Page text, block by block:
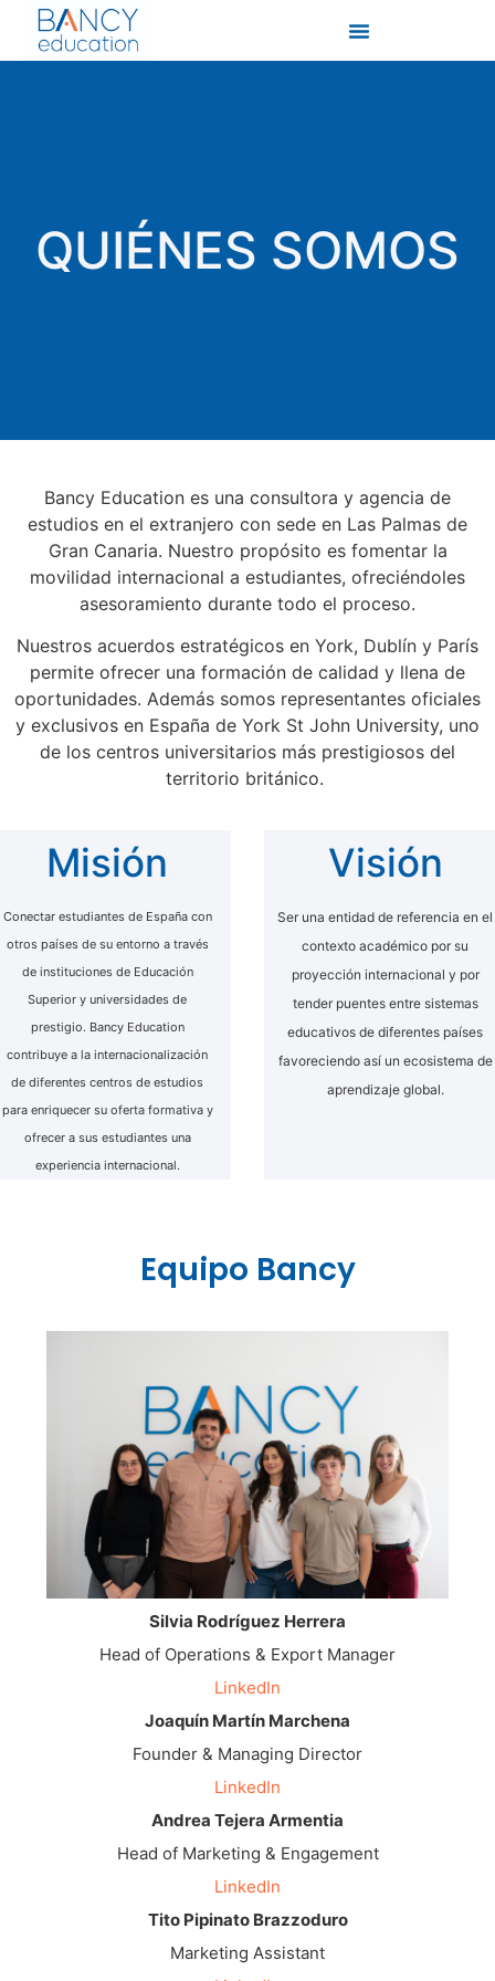
QUIÉNES SOMOS
Bancy Education es una consultora y agencia de
estudios en el extranjero con sede en Las Palmas de
Gran Canaria. Nuestro propósito es fomentar la
movilidad internacional a estudiantes, ofreciéndoles
asesoramiento durante todo el proceso.
Nuestros acuerdos estratégicos en York, Dublín y París
permite ofrecer una formación de calidad y llena de
oportunidades. Además somos representantes oficiales
y exclusivos en España de York St John University, uno
de los centros universitarios más prestigiosos del
territorio británico.
Misión
Conectar estudiantes de España con
otros países de su entorno a través
de instituciones de Educación
Superior y universidades de
prestigio. Bancy Education
contribuye a la internacionalización
de diferentes centros de estudios
para enriquecer su oferta formativa y
ofrecer a sus estudiantes una
experiencia internacional.
Visión
Ser una entidad de referencia en el
contexto académico por su
proyección internacional y por
tender puentes entre sistemas
educativos de diferentes países
favoreciendo así un ecosistema de
aprendizaje global.
Equipo Bancy
Silvia Rodríguez Herrera
Head of Operations & Export Manager
LinkedIn
Joaquín Martín Marchena
Founder & Managing Director
LinkedIn
Andrea Tejera Armentia
Head of Marketing & Engagement
LinkedIn
Tito Pipinato Brazzoduro
Marketing Assistant